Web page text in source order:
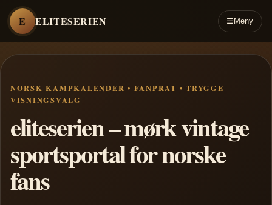
E ELITESERIEN ☰ Meny
NORSK KAMPKALENDER • FANPRAT • TRYGGE
VISNINGSVALG
eliteserien – mørk vintage
sportsportal for norske
fans